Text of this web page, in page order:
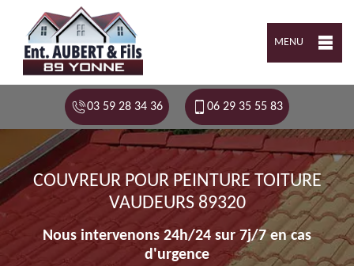
MENU
03 59 28 34 36 06 29 35 55 83
COUVREUR POUR PEINTURE TOITURE
VAUDEURS 89320
Nous intervenons 24h/24 sur 7j/7 en cas
d'urgence